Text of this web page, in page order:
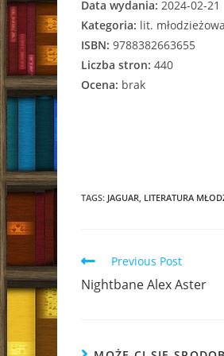
Data wydania: 2024-02-21
Kategoria: lit. młodzieżowa
ISBN: 9788382663655
Liczba stron: 440
Ocena: brak
TAGS: JAGUAR, LITERATURA
Read
more
articles
Previous Post
Nightbane Alex Aster